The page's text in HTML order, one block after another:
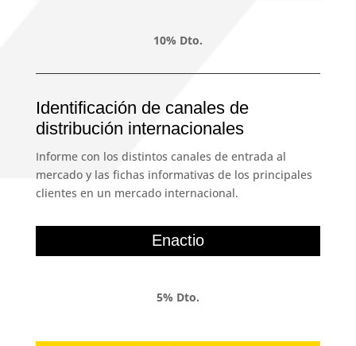
10% Dto.
Identificación de canales de
distribución internacionales
Informe con los distintos canales de entrada al
mercado y las fichas informativas de los principales
clientes en un mercado internacional.
Enactio
5% Dto.